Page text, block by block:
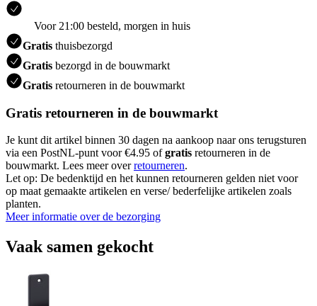
Voor 21:00 besteld, morgen in huis
Gratis thuisbezorgd
Gratis bezorgd in de bouwmarkt
Gratis retourneren in de bouwmarkt
Gratis retourneren in de bouwmarkt
Je kunt dit artikel binnen 30 dagen na aankoop naar ons terugsturen
via een PostNL-punt voor €4.95 ofgratis retourneren in de
bouwmarkt. Lees meer overretourneren.
Let op: De bedenktijd en het kunnen retourneren gelden niet voor
op maat gemaakte artikelen en verse/ bederfelijke artikelen zoals
planten.
Meer informatie over de bezorging
Vaak samen gekocht